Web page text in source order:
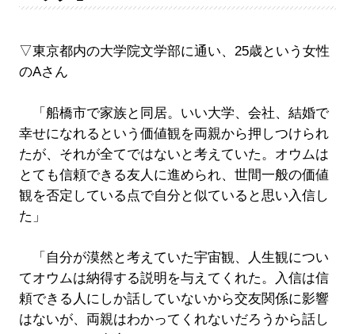
▽東京都内の大学院文学部に通い、25歳という女性
のAさん
「船橋市で家族と同居。いい大学、会社、結婚で
幸せになれるという価値観を両親から押しつけられ
たが、それが全てではないと考えていた。オウムは
とても信頼できる友人に進められ、世間一般の価値
観を否定している点で自分と似ていると思い入信し
た」
「自分が漠然と考えていた宇宙観、人生観につい
てオウムは納得する説明を与えてくれた。入信は信
頼できる人にしか話していないから交友関係に影響
はないが、両親はわかってくれないだろうから話し